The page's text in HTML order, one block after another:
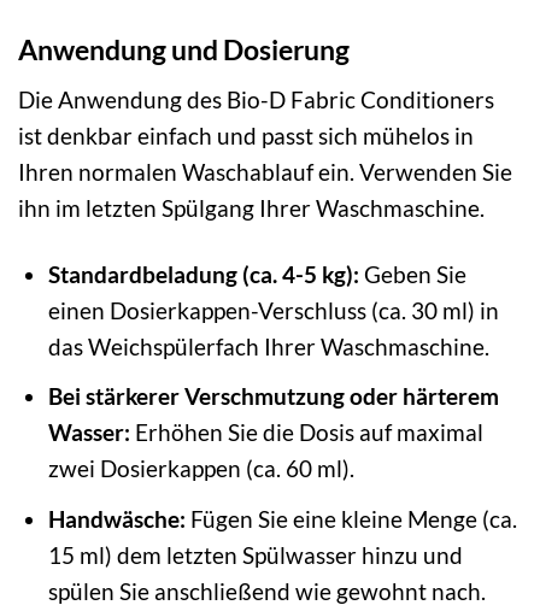
Anwendung und Dosierung
Die Anwendung des Bio-D Fabric Conditioners
ist denkbar einfach und passt sich mühelos in
Ihren normalen Waschablauf ein. Verwenden Sie
ihn im letzten Spülgang Ihrer Waschmaschine.
Standardbeladung (ca. 4-5 kg): Geben Sie
einen Dosierkappen-Verschluss (ca. 30 ml) in
das Weichspülerfach Ihrer Waschmaschine.
Bei stärkerer Verschmutzung oder härterem
Wasser: Erhöhen Sie die Dosis auf maximal
zwei Dosierkappen (ca. 60 ml).
Handwäsche: Fügen Sie eine kleine Menge (ca.
15 ml) dem letzten Spülwasser hinzu und
spülen Sie anschließend wie gewohnt nach.